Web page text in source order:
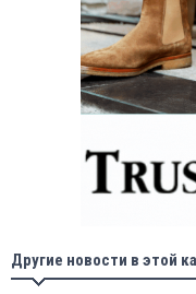
Другие новости в этой